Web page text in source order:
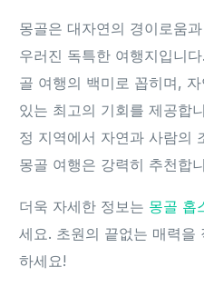
몽골은 대자연의 경이로움
우러진 독특한 여행지입니
골 여행의 백미로 꼽히며,
있는 최고의 기회를 제공합
정 지역에서 자연과 사람의
몽골 여행은 강력히 추천합
더욱 자세한 정보는 몽골 홉
세요. 초원의 끝없는 매력을
하세요!